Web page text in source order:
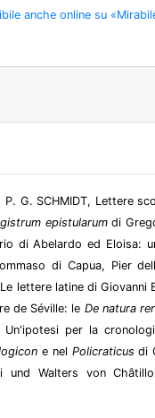
anche online su
G. SCHMIDT, Lettere
epistularumdi
di Abelardo ed Eloisa:
di Capua, Pier
lettere latine di Giovanni
de Séville: le De natura
Un'ipotesi per la
e nel Policraticus di
Walters von